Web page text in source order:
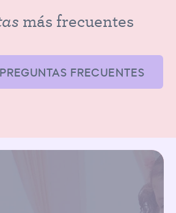
más frecuentes
FRECUENTES